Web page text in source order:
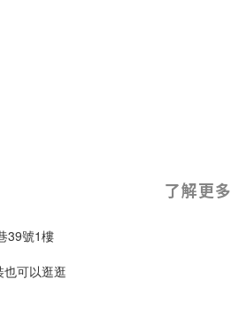
了解更多
39號1樓
可以逛逛